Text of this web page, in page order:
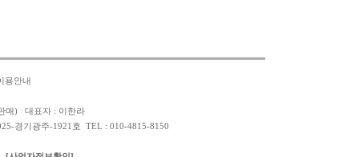
용안내
매) 대표자 : 이한라
경기광주-1921호 TEL : 010-4815-8150